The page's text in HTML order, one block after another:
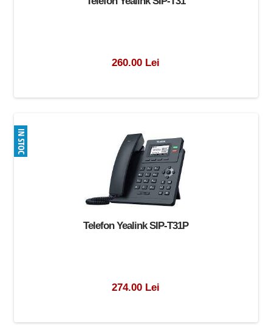
260.00 Lei
Telefon Yealink SIP-T31P
274.00 Lei